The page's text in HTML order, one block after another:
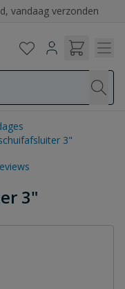
vandaag verzonden
3"
3"